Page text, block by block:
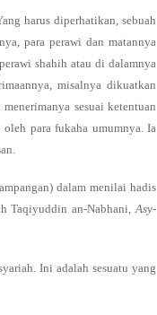
harus diperhatikan, sebuah
para perawi dan matannya
shahih atau di dalamnya
misalnya dikuatkan
sesuai ketentuan
para fukaha umumnya. Ia
dalam menilai hadis
Taqiyuddin an-Nabhani,Asy-
Ini adalah sesuatu yang